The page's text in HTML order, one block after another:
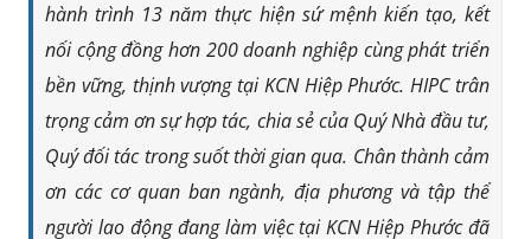
hành trình 13 năm thực hiện sứ mệnh kiến tạo, kết
nối cộng đồng hơn 200 doanh nghiệp cùng phát triển
bền vững, thịnh vượng tại KCN Hiệp Phước. HIPC trân
trọng cảm ơn sự hợp tác, chia sẻ của Quý Nhà đầu tư,
Quý đối tác trong suốt thời gian qua. Chân thành cảm
ơn các cơ quan ban ngành, địa phương và tập thể
người lao động đang làm việc tại KCN Hiệp Phước đã